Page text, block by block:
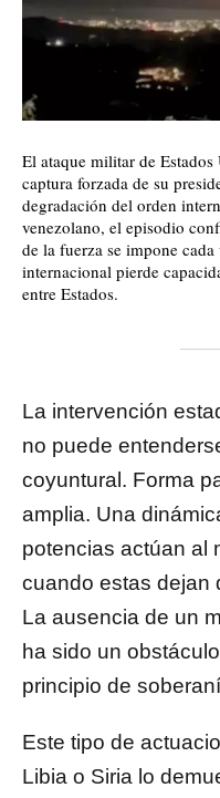
El ataque militar de
captura forzada de su
degradación del orden
venezolano, el episodio
de la fuerza se impone
internacional pierde
entre Estados.
La intervención
no puede
coyuntural. Forma
amplia. Una
potencias actúan al
cuando estas dejan
La ausencia de un
ha sido un
principio de
Este tipo de
Libia o Siria lo